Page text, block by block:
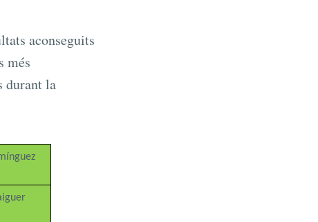
aconseguits
més
durant la